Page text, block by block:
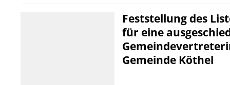
Feststellung des
für eine
Gemeinde Köthel